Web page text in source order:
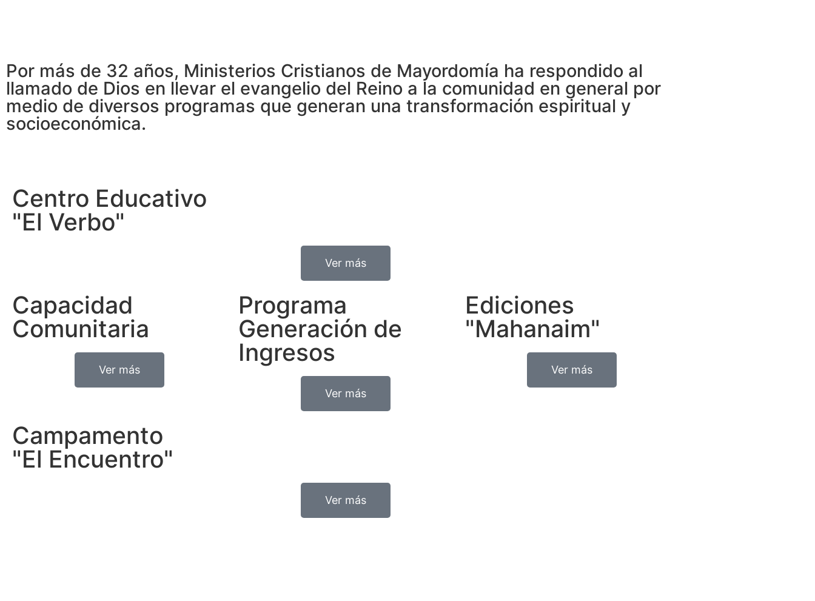
Por más de 32 años, Ministerios Cristianos de Mayordomía ha respondido al
llamado de Dios en llevar el evangelio del Reino a la comunidad en general por
medio de diversos programas que generan una transformación espiritual y
socioeconómica.
Centro Educativo
"El Verbo"
Ver más
Capacidad
Comunitaria
Ver más
Programa
Generación de
Ingresos
Ver más
Ediciones
"Mahanaim"
Ver más
Campamento
"El Encuentro"
Ver más